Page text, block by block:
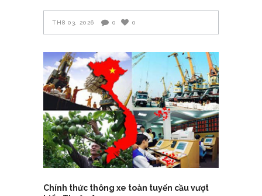
TH8 03, 2026 0 0
Chính thức thông xe toàn tuyến cầu vượt